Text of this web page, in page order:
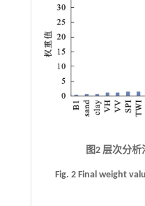
图2 层次分
Fig. 2 Final weight